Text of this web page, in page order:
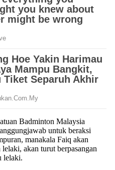
Badminton Malaysia
untuk beraksi
manakala Faiq akan
akan turut berpasangan
lelaki.